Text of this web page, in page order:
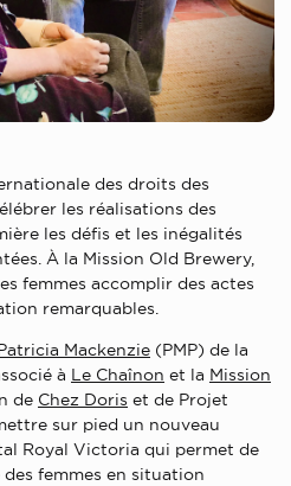
des droits des
les réalisations des
les défis et les inégalités
À la Mission Old Brewery,
femmes accomplir des actes
remarquables.
Mackenzie (PMP) de la
à Le Chaînon et la Mission
de Chez Doris et de Projet
sur pied un nouveau
Royal Victoria qui permet de
femmes en situation